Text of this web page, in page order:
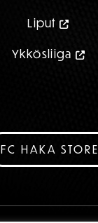
Liput
Ykkösliiga
FC HAKA STORE